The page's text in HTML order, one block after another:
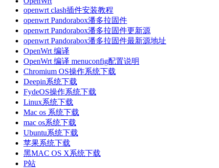
openwrt clash插件安装教程
openwrt Pandorabox潘多拉固件
openwrt Pandorabox潘多拉固件更新源
openwrt Pandorabox潘多拉固件最新源地址
OpenWrt 编译
OpenWrt 编译 menuconfig配置说明
Chromium OS操作系统下载
Deepin系统下载
FydeOS操作系统下载
Linux系统下载
Mac os 系统下载
mac os系统下载
Ubuntu系统下载
苹果系统下载
黑MAC OS X系统下载
P站